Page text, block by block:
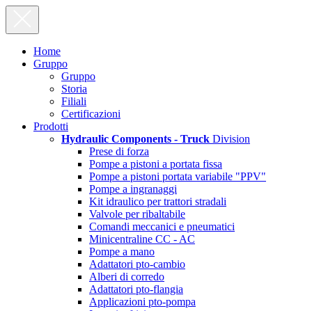
Home
Gruppo
Gruppo
Storia
Filiali
Certificazioni
Prodotti
Hydraulic Components - Truck Division
Prese di forza
Pompe a pistoni a portata fissa
Pompe a pistoni portata variabile "PPV"
Pompe a ingranaggi
Kit idraulico per trattori stradali
Valvole per ribaltabile
Comandi meccanici e pneumatici
Minicentraline CC - AC
Pompe a mano
Adattatori pto-cambio
Alberi di corredo
Adattatori pto-flangia
Applicazioni pto-pompa